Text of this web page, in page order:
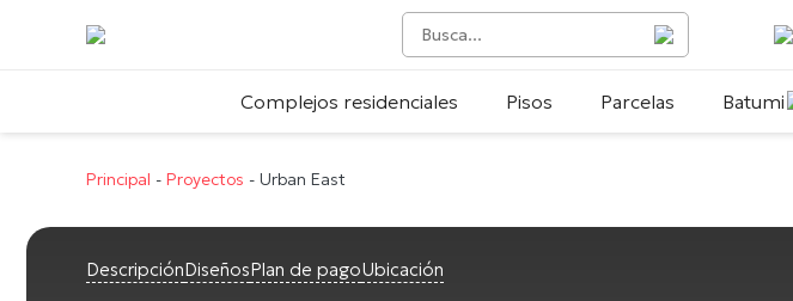
Complejos residenciales Pisos Parcelas Batumi
Principal - Proyectos - Urban East
DescripciónDiseñosPlan de pagoUbicación